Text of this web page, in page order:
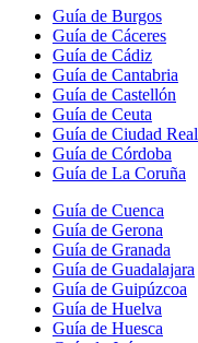
Guía de Burgos
Guía de Cáceres
Guía de Cádiz
Guía de Cantabria
Guía de Castellón
Guía de Ceuta
Guía de Ciudad Real
Guía de Córdoba
Guía de La Coruña
Guía de Cuenca
Guía de Gerona
Guía de Granada
Guía de Guadalajara
Guía de Guipúzcoa
Guía de Huelva
Guía de Huesca